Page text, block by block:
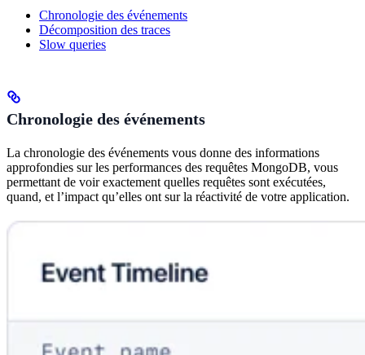
Chronologie des événements
Décomposition des traces
Slow queries
Chronologie des événements
La chronologie des événements vous donne des informations
approfondies sur les performances des requêtes MongoDB, vous
permettant de voir exactement quelles requêtes sont exécutées,
quand, et l’impact qu’elles ont sur la réactivité de votre application.